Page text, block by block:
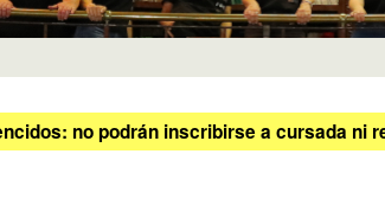
no podrán inscribirse a cursada ni